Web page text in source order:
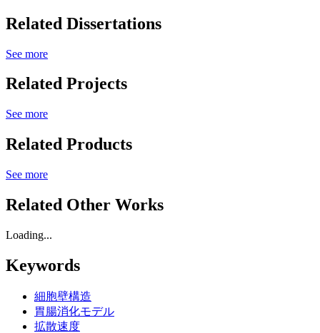
Related Dissertations
See more
Related Projects
See more
Related Products
See more
Related Other Works
Loading...
Keywords
細胞壁構造
胃腸消化モデル
拡散速度